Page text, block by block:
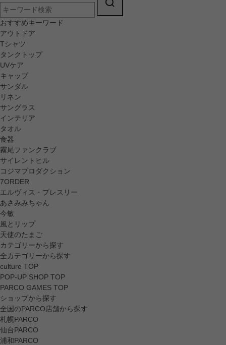
おすすめキーワード
アウトドア
Tシャツ
タンクトップ
UVケア
キャップ
サンダル
リネン
サングラス
インテリア
タオル
食器
霧尾ファンクラブ
サイレントヒル
コジマプロダクション
7ORDER
エルヴィス・プレスリー
あさみみちゃん
今敏
風とリップ
天使のたまご
カテゴリーから探す
全カテゴリーから探す
culture TOP
POP-UP SHOP TOP
PARCO GAMES TOP
ショップから探す
全国のPARCO店舗から探す
札幌PARCO
仙台PARCO
浦和PARCO